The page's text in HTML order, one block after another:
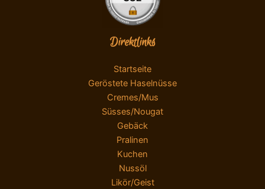
Direktlinks
Startseite
Geröstete Haselnüsse
Cremes/Mus
Süsses/Nougat
Gebäck
Pralinen
Kuchen
Nussöl
Likör/Geist